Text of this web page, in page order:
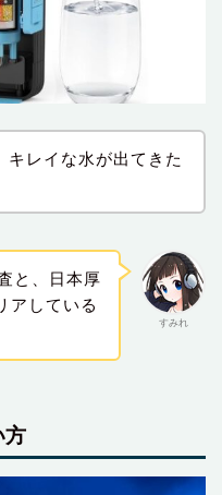
キレイな水が出てきた
すみれ
と、日本厚
アしている
方